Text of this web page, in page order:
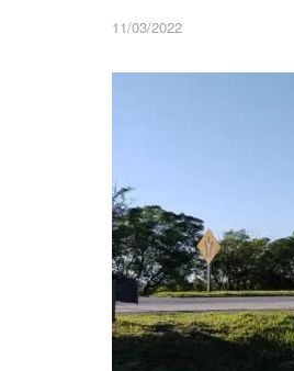
11/03/2022